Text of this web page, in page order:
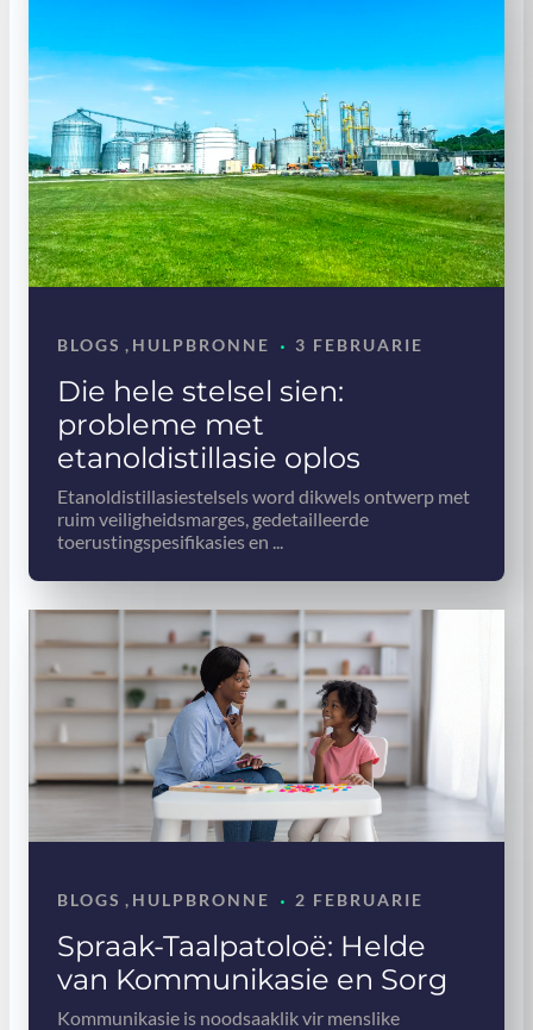
Die hele stelsel sien:
probleme met
etanoldistillasie oplos
BLOGS , HULPBRONNE · 3 FEBRUARIE
Etanoldistillasiestelsels word dikwels ontwerp met
ruim veiligheidsmarges, gedetailleerde
toerustingspesifikasies en ...
Spraak-Taalpatoloë: Helde
van Kommunikasie en Sorg
BLOGS , HULPBRONNE · 2 FEBRUARIE
Kommunikasie is noodsaaklik vir menslike